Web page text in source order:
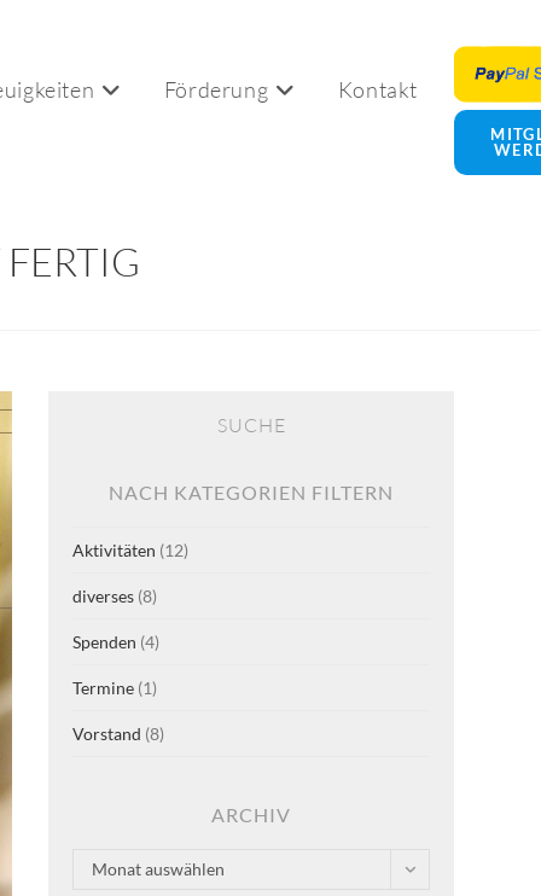
Förderung Kontakt Website-
Suche
SUCHE
NACH KATEGORIEN FILTERN
Aktivitäten (12)
diverses (8)
Spenden (4)
Termine (1)
Vorstand (8)
ARCHIV
Archiv
Monat auswählen